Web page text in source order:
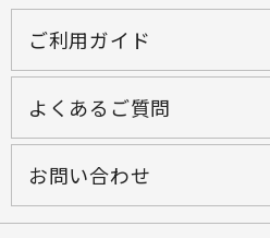
ご利用ガイド
よくあるご質問
お問い合わせ